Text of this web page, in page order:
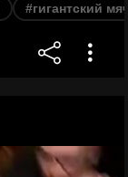
#гигантский